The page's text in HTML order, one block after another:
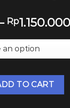
Rp1.150.000
Vase / Vas
TO CART